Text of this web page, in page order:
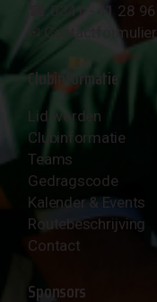
☎︎ 0341 - 41 28 96
✉︎ Contactformulier
Clubinformatie
Lid worden
Clubinformatie
Teams
Gedragscode
Kalender & Events
Routebeschrijving
Contact
Sponsors